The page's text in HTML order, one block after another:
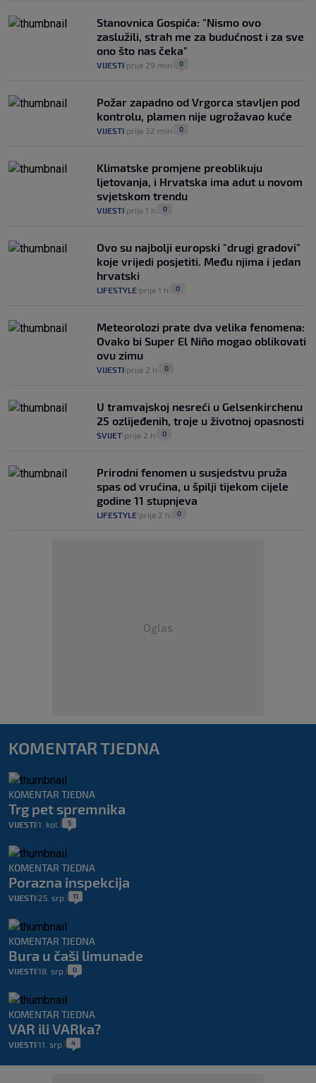
Stanovnica Gospića: "Nismo ovo
zaslužili, strah me za budućnost i za sve
ono što nas čeka"
VIJESTI prije 29 min 0
Požar zapadno od Vrgorca stavljen pod
kontrolu, plamen nije ugrožavao kuće
VIJESTI prije 32 min 0
Klimatske promjene preoblikuju
ljetovanja, i Hrvatska ima adut u novom
svjetskom trendu
VIJESTI prije 1 h 0
Ovo su najbolji europski "drugi gradovi"
koje vrijedi posjetiti. Među njima i jedan
hrvatski
LIFESTYLE prije 1 h 0
Meteorolozi prate dva velika fenomena:
Ovako bi Super El Niño mogao oblikovati
ovu zimu
VIJESTI prije 2 h 0
U tramvajskoj nesreći u Gelsenkirchenu
25 ozlijeđenih, troje u životnoj opasnosti
SVIJET prije 2 h 0
Prirodni fenomen u susjedstvu pruža
spas od vrućina, u špilji tijekom cijele
godine 11 stupnjeva
LIFESTYLE prije 2 h 0
Oglas
KOMENTAR TJEDNA
KOMENTAR TJEDNA
Trg pet spremnika
VIJESTI 1. kol. 5
KOMENTAR TJEDNA
Porazna inspekcija
VIJESTI 25. srp. 11
KOMENTAR TJEDNA
Bura u čaši limunade
VIJESTI 18. srp. 0
KOMENTAR TJEDNA
VAR ili VARka?
VIJESTI 11. srp. 4